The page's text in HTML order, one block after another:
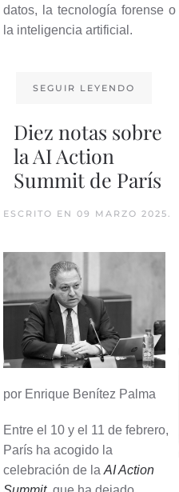
datos, la tecnología forense o
la inteligencia artificial.
SEGUIR LEYENDO
Diez notas sobre
la AI Action
Summit de París
ESCRITO EN09 MARZO 2025.
por Enrique Benítez Palma
Entre el 10 y el 11 de febrero,
París ha acogido la
celebración de laAI Action